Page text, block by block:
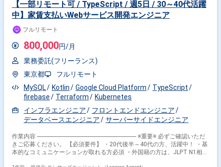
【一部リモート可 / TypeScript / 週5日 / 30～40代活躍
中】家賃支払いWebサービス開発エンジニア
フルリモート
800,000円/月
業務委託(フリーランス)
東京都
フルリモート
MySQL
Kotlin Google Cloud Platform
TypeScript
firebase
Terraform
Kubernetes
インフラエンジニア
フロントエンドエンジニア
データベースエンジニア
サーバーサイドエンジニア
作業内容 ------------------------------------------------------------------- ※重要※ 必ずご確認いただ
きご応募ください。 【必須要件】 ・20代後半～40代の方、活躍中！ ・基
本的なコミュニケーションが取れる方必須 ・外国籍の方は、JLPT N1相当